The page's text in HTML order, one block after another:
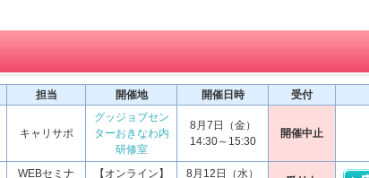
担当 開催地 開催日時 受付
キャリサポ
グッジョブセン
ターおきなわ内
研修室
8月7日（金）
14:30～15:30
開催中止
WEBセミナ
【オンライン】
8月12日（水）